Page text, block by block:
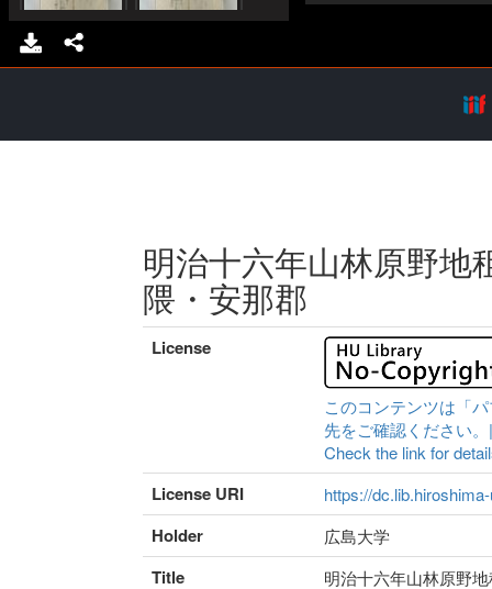
明治十六年山林原野
隈・安那郡
License
このコンテンツは「
先をご確認ください
Check the link for
License URI https://
Holder 広島大学
Title 明治十六年山林原野